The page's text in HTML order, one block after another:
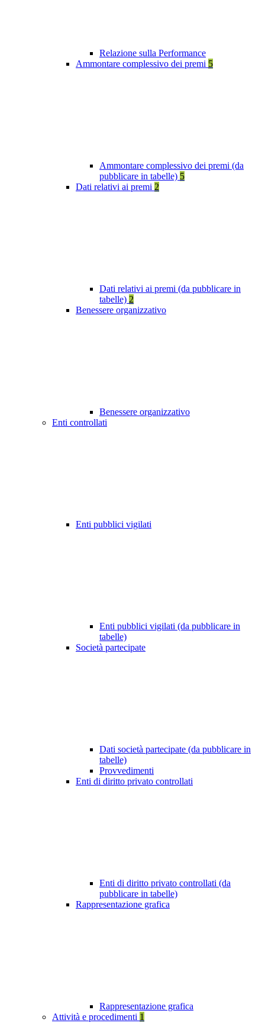
Relazione sulla Performance
Ammontare complessivo dei premi 5
Ammontare complessivo dei premi (da
pubblicare in tabelle) 5
Dati relativi ai premi 2
Dati relativi ai premi (da pubblicare in
tabelle) 2
Benessere organizzativo
Benessere organizzativo
Enti controllati
Enti pubblici vigilati
Enti pubblici vigilati (da pubblicare in
tabelle)
Società partecipate
Dati società partecipate (da pubblicare in
tabelle)
Provvedimenti
Enti di diritto privato controllati
Enti di diritto privato controllati (da
pubblicare in tabelle)
Rappresentazione grafica
Rappresentazione grafica
Attività e procedimenti 1